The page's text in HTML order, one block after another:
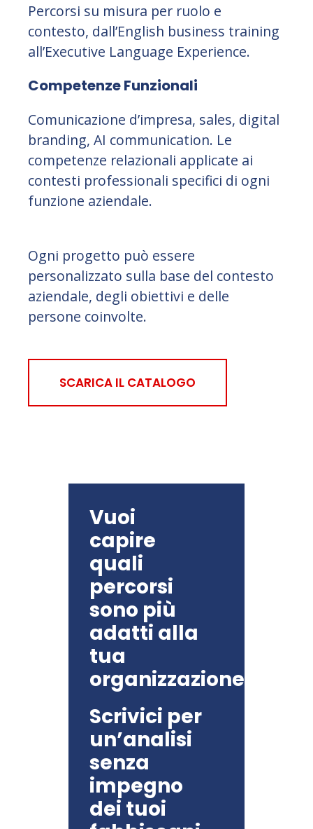
Percorsi su misura per ruolo e
contesto, dall’English business training
all’Executive Language Experience.
Competenze Funzionali
Comunicazione d’impresa, sales, digital
branding, AI communication. Le
competenze relazionali applicate ai
contesti professionali specifici di ogni
funzione aziendale.
Ogni progetto può essere
personalizzato sulla base del contesto
aziendale, degli obiettivi e delle
persone coinvolte.
SCARICA IL CATALOGO
Vuoi
capire
quali
percorsi
sono più
adatti alla
tua
organizzazione?
Scrivici per
un’analisi
senza
impegno
dei tuoi